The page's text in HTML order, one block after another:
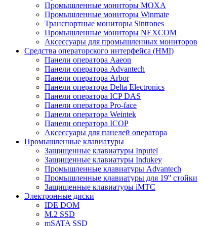
Промышленные мониторы MOXA
Промышленные мониторы Winmate
Транспортные мониторы Sintrones
Промышленные мониторы NEXCOM
Аксессуары для промышленных мониторов
Средства операторского интерфейса (HMI)
Панели оператора Aaeon
Панели оператора Advantech
Панели оператора Arbor
Панели оператора Delta Electronics
Панели оператора ICP DAS
Панели оператора Pro-face
Панели оператора Weintek
Панели оператора ICOP
Аксессуары для панелей оператора
Промышленные клавиатуры
Защищенные клавиатуры Inputel
Защищенные клавиатуры Indukey
Промышленные клавиатуры Advantech
Промышленные клавиатуры для 19'' стойки
Защищенные клавиатуры iMTC
Электронные диски
IDE DOM
M.2 SSD
mSATA SSD